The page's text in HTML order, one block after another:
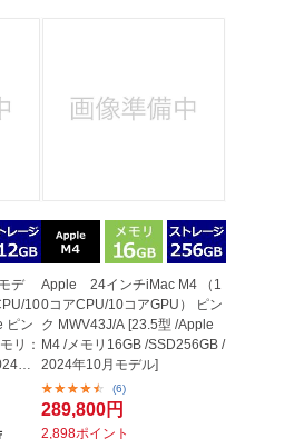
デ
10
ピン
リ：
年1
Apple 24インチiMac M4 （1
0コアCPU/10コアGPU） ピン
ク MWV43J/A [23.5型 /Apple
M4 /メモリ16GB /SSD256GB /
2024年10月モデル]
(6)
289,800円
2,898ポイント